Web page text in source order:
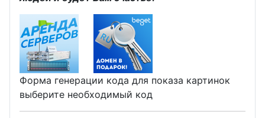
Форма генерации кода для показа картинок
выберите необходимый код